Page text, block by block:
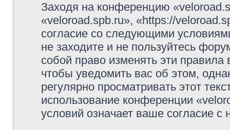
Заходя на конференцию
«veloroad.spb.ru», «https://
согласие со следующими
не заходите и не пользуйтесь
собой право изменять эти
чтобы уведомить вас об этом,
регулярно просматривать этот
использование конференции
условий означает ваше согласие с